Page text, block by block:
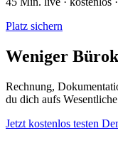
Platz sichern
Weniger
Rechnung,
du dich aufs
Jetzt kostenlos testen